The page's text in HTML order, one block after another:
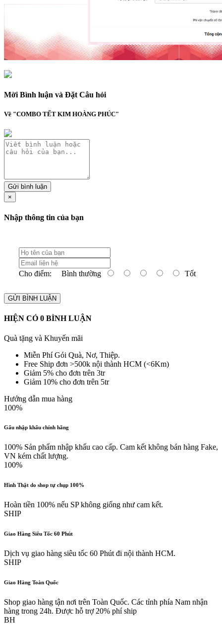
Mời Bình luận và Đặt Câu hỏi
Về "COMBO TẾT KIM HOÀNG PHÚC"
Gửi bình luận
×
Nhập thông tin của bạn
Cho điểm: Bình thường Tốt
GỬI BÌNH LUẬN
HIỆN CÓ 0 BÌNH LUẬN
Quà tặng và Khuyến mãi
Miễn Phí Gói Quà, Nơ, Thiệp.
Free Ship đơn >500k nội thành HCM (<6Km)
Giảm 5% cho đơn trên 3tr
Giảm 10% cho đơn trên 5tr
Hướng dẫn mua hàng
100%
Gấu nhập khẩu chính hãng
100% Sản phẩm nhập khẩu cao cấp. Cam kết không bán hàng Fake,
VN kém chất lượng.
100%
Hình Thật do shop tự chụp 100%
Hoàn tiền 100% nếu SP không giống như cam kết.
SHIP
Giao Hàng Siêu Tốc 60 Phút
Dịch vụ giao hàng siêu tốc 60 Phút đi nội thành HCM.
SHIP
Giao Hàng Toàn Quốc
Shop giao hàng tận nơi trên Toàn Quốc. Các tỉnh phía Nam nhận
hàng trong 24h. Được hỗ trợ 20% phí ship
BH